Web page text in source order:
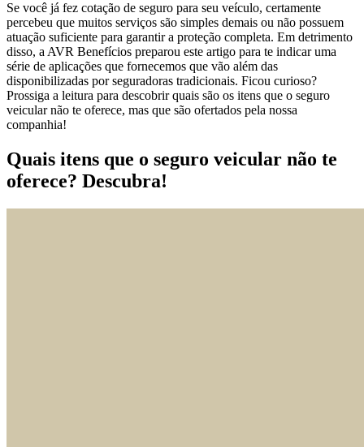
Se você já fez cotação de seguro para seu veículo, certamente
percebeu que muitos serviços são simples demais ou não possuem
atuação suficiente para garantir a proteção completa. Em detrimento
disso, a AVR Benefícios preparou este artigo para te indicar uma
série de aplicações que fornecemos que vão além das
disponibilizadas por seguradoras tradicionais. Ficou curioso?
Prossiga a leitura para descobrir quais são os itens que o seguro
veicular não te oferece, mas que são ofertados pela nossa
companhia!
Quais itens que o seguro veicular não te
oferece? Descubra!